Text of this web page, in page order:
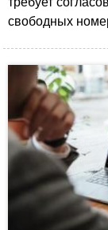
свободных